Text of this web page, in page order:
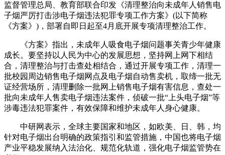
监督管理总局、教育部联合印发《清理整治向未成年人销售电
子烟严厉打击涉电子烟违法犯罪专项工作方案》(以下简称
《方案》)，部署自即日起至4月底开展专项清理整治工作。
《方案》指出，未成年人吸食电子烟问题事关青少年健康
成长。要坚持以人民为中心的发展思想，坚持网上网下相结
合，清理整治与打击查处相结合，通过开展专项工作，清理一
批校园周边销售电子烟网点及电子烟自动售卖机，取缔一批无
证经营场所，清理删除一批网上销售电子烟有害信息，查处一
批向未成年人售卖电子烟违法案件，侦破一批“上头电子烟”等
涉毒违法犯罪案件，有效保障和维护未成年人身心健康。
中研网表示，全球主要国家和地区，如欧美、日、韩，均
针对电子烟出台明确的政策指引和监管措施，中国也将电子烟
产业平稳发展纳入法治化、规范化轨道，强化电子烟监管势在